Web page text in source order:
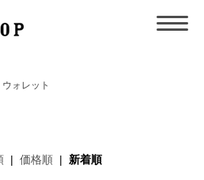
ウォレット
| 価格順| 新着順